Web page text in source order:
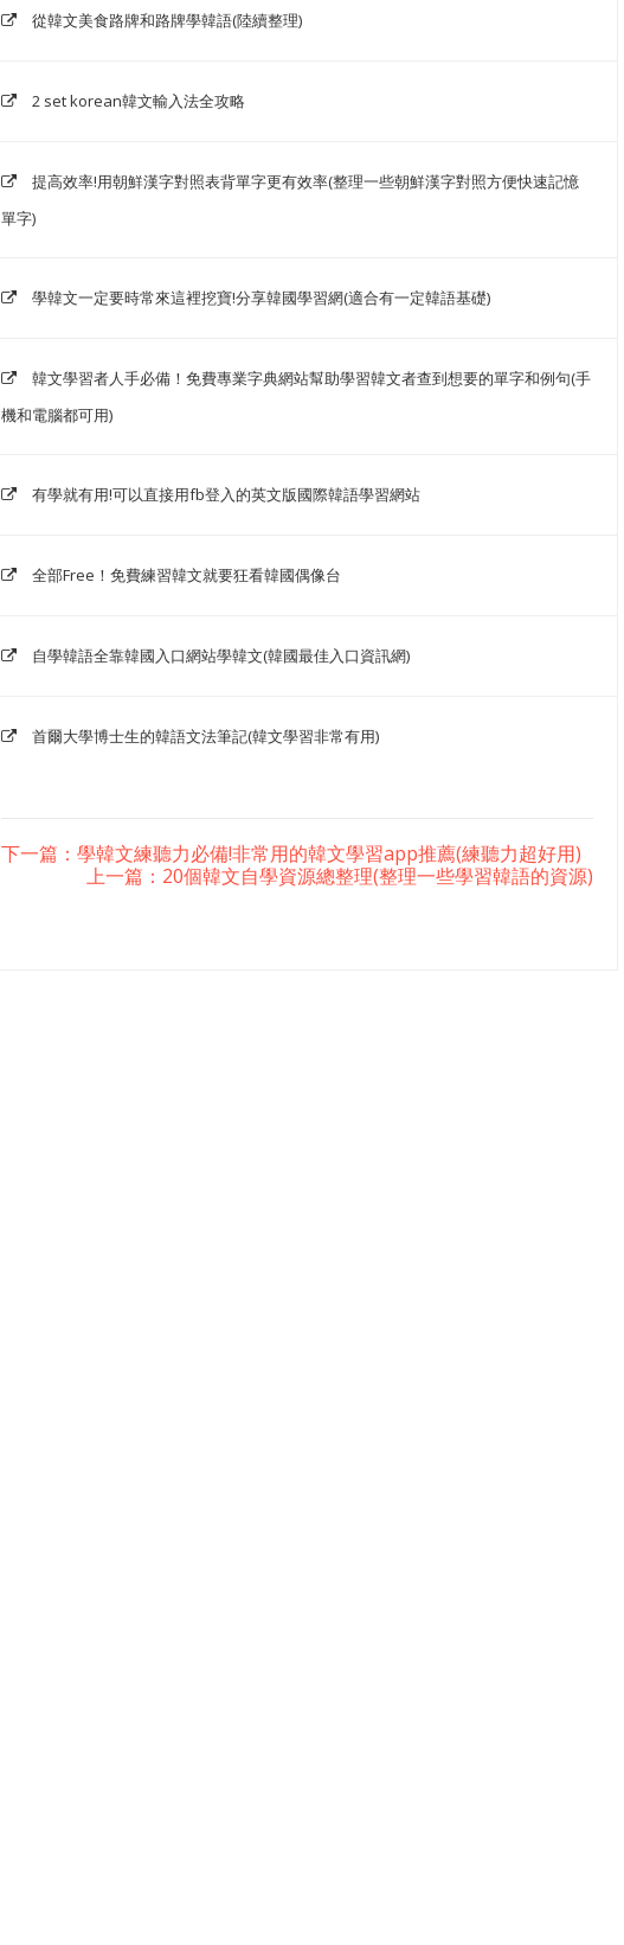
從韓文美食路牌和路牌學韓語(陸續整理)
2 set korean韓文輸入法全攻略
提高效率!用朝鮮漢字對照表背單字更有效率(整理一些朝鮮漢字對照方便快速記憶
單字)
學韓文一定要時常來這裡挖寶!分享韓國學習網(適合有一定韓語基礎)
韓文學習者人手必備！免費專業字典網站幫助學習韓文者查到想要的單字和例句(手
機和電腦都可用)
有學就有用!可以直接用fb登入的英文版國際韓語學習網站
全部Free！免費練習韓文就要狂看韓國偶像台
自學韓語全靠韓國入口網站學韓文(韓國最佳入口資訊網)
首爾大學博士生的韓語文法筆記(韓文學習非常有用)
下一篇：學韓文練聽力必備!非常用的韓文學習app推薦(練聽力超好用)
上一篇：20個韓文自學資源總整理(整理一些學習韓語的資源)